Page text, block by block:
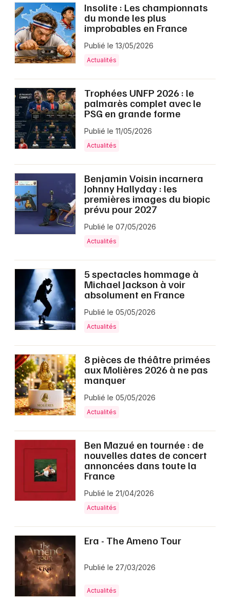
Insolite : Les championnats
du monde les plus
improbables en France
Publié le 13/05/2026
Actualités
Trophées UNFP 2026 : le
palmarès complet avec le
PSG en grande forme
Publié le 11/05/2026
Actualités
Benjamin Voisin incarnera
Johnny Hallyday : les
premières images du biopic
prévu pour 2027
Publié le 07/05/2026
Actualités
5 spectacles hommage à
Michael Jackson à voir
absolument en France
Publié le 05/05/2026
Actualités
8 pièces de théâtre primées
aux Molières 2026 à ne pas
manquer
Publié le 05/05/2026
Actualités
Ben Mazué en tournée : de
nouvelles dates de concert
annoncées dans toute la
France
Publié le 21/04/2026
Actualités
Era - The Ameno Tour
Publié le 27/03/2026
Actualités